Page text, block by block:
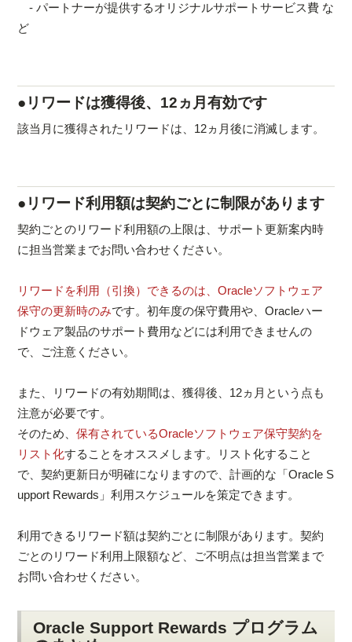
- パートナーが提供するオリジナルサポートサービス費 な
ど
●リワードは獲得後、12ヵ月有効です
該当月に獲得されたリワードは、12ヵ月後に消滅します。
●リワード利用額は契約ごとに制限があります
契約ごとのリワード利用額の上限は、サポート更新案内時
に担当営業までお問い合わせください。
リワードを利用（引換）できるのは、Oracleソフトウェア
保守の更新時のみです。初年度の保守費用や、Oracleハー
ドウェア製品のサポート費用などには利用できませんの
で、ご注意ください。
また、リワードの有効期間は、獲得後、12ヵ月という点も
注意が必要です。
そのため、保有されているOracleソフトウェア保守契約を
リスト化することをオススメします。リスト化すること
で、契約更新日が明確になりますので、計画的な「Oracle S
upport Rewards」利用スケジュールを策定できます。
利用できるリワード額は契約ごとに制限があります。契約
ごとのリワード利用上限額など、ご不明点は担当営業まで
お問い合わせください。
Oracle Support Rewards プログラム